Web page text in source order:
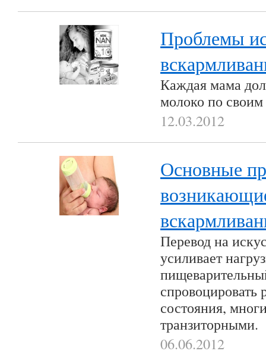
Проблемы
Каждая мама
молоко по
12.03.2012
Основные
Перевод на
усиливает
спровоцировать
состояния,
транзиторными.
06.06.2012